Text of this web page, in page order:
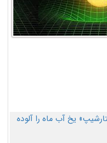
یخ آب ماه را آلوده